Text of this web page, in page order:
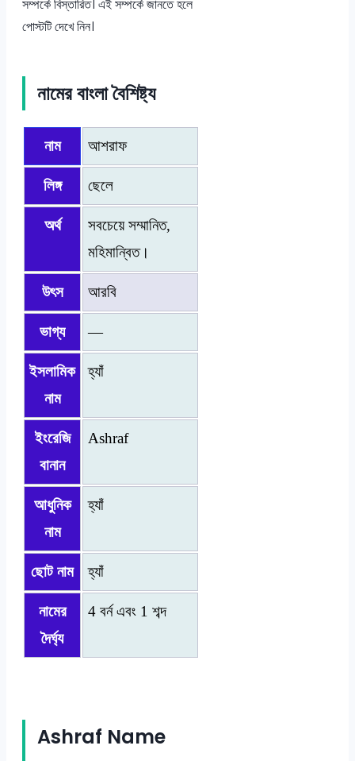
সম্পর্কে বিস্তারিত। এই সম্পর্কে জানতে হলে
পোস্টটি দেখে নিন।
নামের বাংলা বৈশিষ্ট্য
নাম আশরাফ
লিঙ্গ ছেলে
অর্থ
সবচেয়ে সম্মানিত,
মহিমান্বিত।
উৎস আরবি
ভাগ্য —
ইসলামিক
নাম
হ্যাঁ
ইংরেজি
বানান
Ashraf
আধুনিক
নাম
হ্যাঁ
ছোট নাম হ্যাঁ
নামের
দৈর্ঘ্য
4 বর্ন এবং 1 শব্দ
Ashraf Name